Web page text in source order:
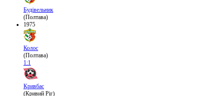
Будівельник
(Полтава)
1975
Колос
(Полтава)
1:1
Кривбас
(Кривий Ріг)